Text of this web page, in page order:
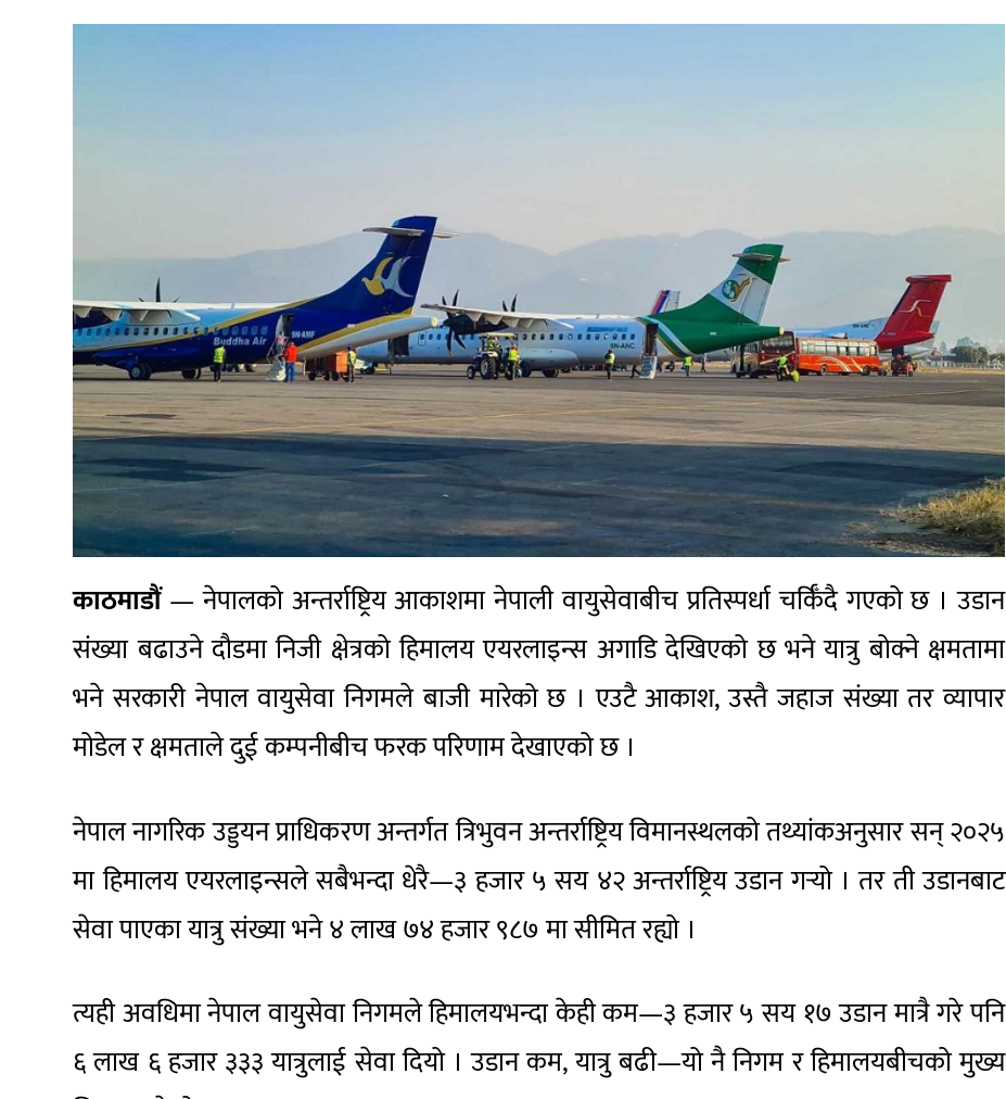
काठमाडौं— नेपालको अन्तर्राष्ट्रिय आकाशमा नेपाली वायुसेवाबीच प्रतिस्पर्धा चर्किँदै गएको छ । उडान
संख्या बढाउने दौडमा निजी क्षेत्रको हिमालय एयरलाइन्स अगाडि देखिएको छ भने यात्रु बोक्ने क्षमतामा
भने सरकारी नेपाल वायुसेवा निगमले बाजी मारेको छ । एउटै आकाश, उस्तै जहाज संख्या तर व्यापार
मोडेल र क्षमताले दुई कम्पनीबीच फरक परिणाम देखाएको छ ।
नेपाल नागरिक उड्डयन प्राधिकरण अन्तर्गत त्रिभुवन अन्तर्राष्ट्रिय विमानस्थलको तथ्यांकअनुसार सन् २०२५
मा हिमालय एयरलाइन्सले सबैभन्दा धेरै—३ हजार ५ सय ४२ अन्तर्राष्ट्रिय उडान गर्‍यो । तर ती उडानबाट
सेवा पाएका यात्रु संख्या भने ४ लाख ७४ हजार ९८७ मा सीमित रह्यो ।
त्यही अवधिमा नेपाल वायुसेवा निगमले हिमालयभन्दा केही कम—३ हजार ५ सय १७ उडान मात्रै गरे पनि
६ लाख ६ हजार ३३३ यात्रुलाई सेवा दियो । उडान कम, यात्रु बढी—यो नै निगम र हिमालयबीचको मुख्य